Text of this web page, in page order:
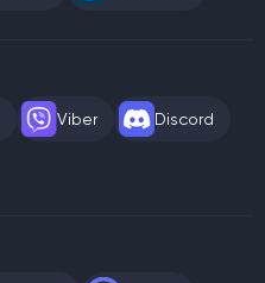
Viber Discord